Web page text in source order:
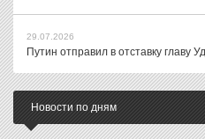
29.07.2026
Путин отправил в отставку главу
Новости по дням